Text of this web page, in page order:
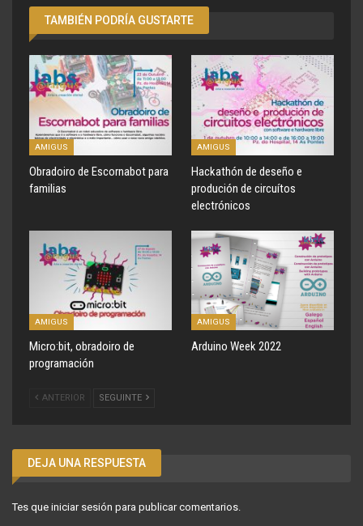
TAMBIÉN PODRÍA GUSTARTE
AMIGUS
Obradoiro de Escornabot para
familias
AMIGUS
Hackathón de deseño e
produción de circuítos
electrónicos
AMIGUS
Micro:bit, obradoiro de
programación
AMIGUS
Arduino Week 2022
ANTERIOR SEGUINTE
DEJA UNA RESPUESTA
Tes que iniciar sesión para publicar comentarios.